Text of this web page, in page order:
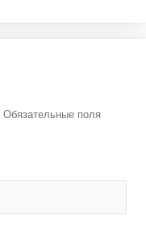
Обязательные поля